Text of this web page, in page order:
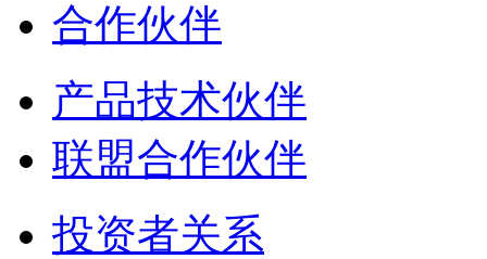
合作伙伴
产品技术伙伴
联盟合作伙伴
投资者关系